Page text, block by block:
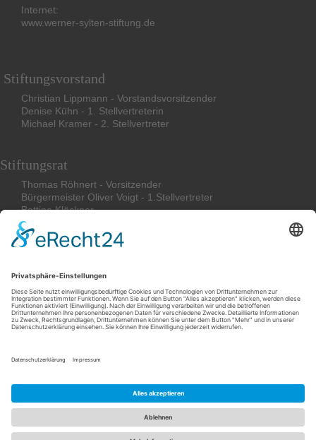
Internet:
www.werner-sylten-stiftung.de
Stiftungsvorstand
Christian Lippmann - Vorstandsvorsitzender
Denise Kühn - 1. Stellvertreterin
Michael Kramer - 2. Stellvertreter
Stiftungsrat
Thomas Röhnert - Vorsitzender
Bürgermeister Oliver Voigt - 1.Stellvertreter
BettinaKlöckner
Friederike Böcher
Stephan Magirius
Impressum
Datenschutzerklärung